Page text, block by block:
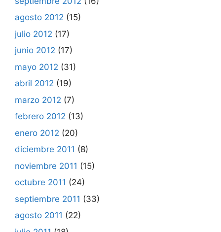
agosto 2012 (15)
julio 2012 (17)
junio 2012 (17)
mayo 2012 (31)
abril 2012 (19)
marzo 2012 (7)
febrero 2012 (13)
enero 2012 (20)
diciembre 2011 (8)
noviembre 2011 (15)
octubre 2011 (24)
septiembre 2011 (33)
agosto 2011 (22)